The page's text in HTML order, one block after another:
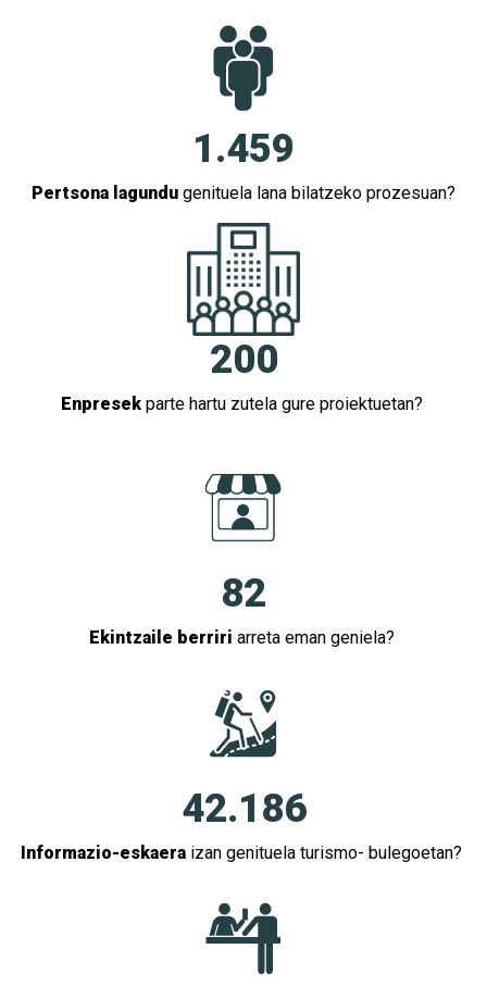
1.459
Pertsona lagundu genituela lana bilatzeko prozesuan?
200
Enpresek parte hartu zutela gure proiektuetan?
82
Ekintzaile berriri arreta eman geniela?
42.186
Informazio-eskaera izan genituela turismo- bulegoetan?